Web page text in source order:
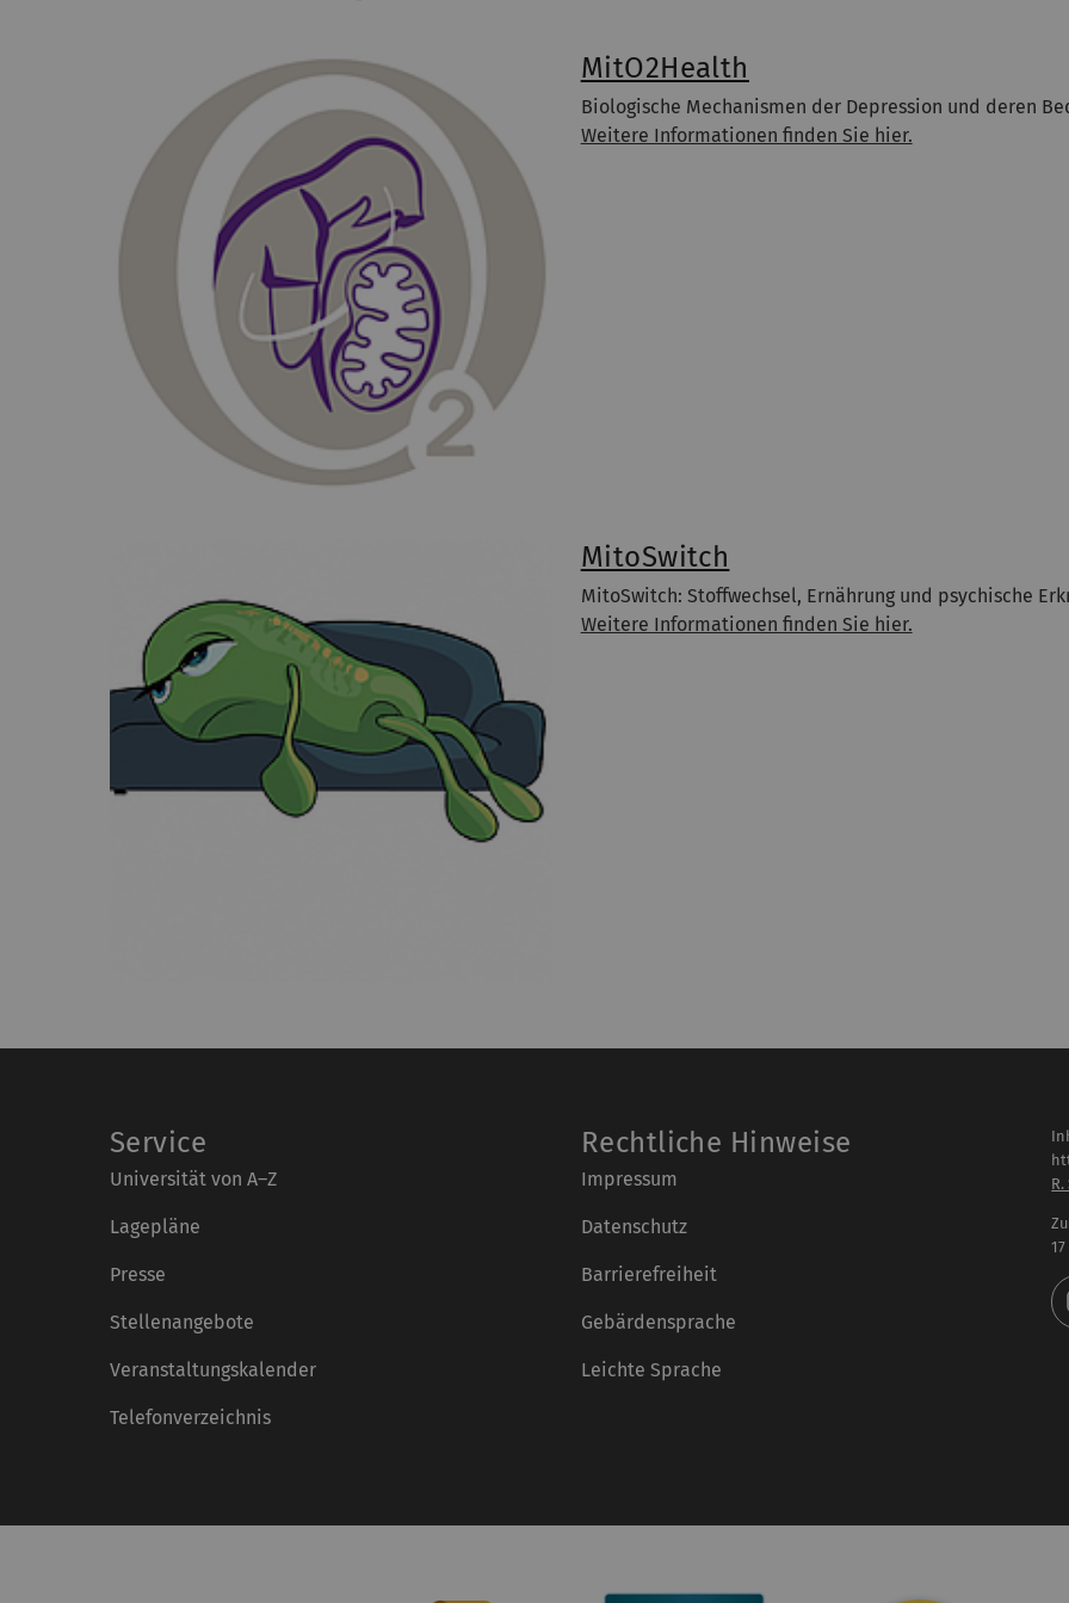
MitO2Health
Biologische Mechanismen der Depression und deren
Weitere Informationen finden Sie hier.
MitoSwitch
MitoSwitch: Stoffwechsel, Ernährung und psychische
Weitere Informationen finden Sie hier.
Service
Universität von A–Z
Lagepläne
Presse
Stellenangebote
Veranstaltungskalender
Telefonverzeichnis
Rechtliche Hinweise
Impressum
Datenschutz
Barrierefreiheit
Gebärdensprache
Leichte Sprache